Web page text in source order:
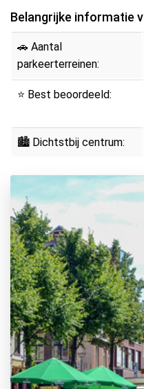
Belangrijke informatie
🚗 Aantal
parkeerterreinen:
⭐ Best beoordeeld:
🏙 Dichtstbij centrum: